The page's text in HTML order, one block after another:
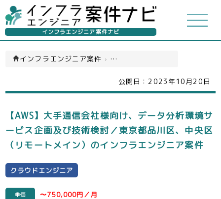
インフラエンジニア案件ナビ
インフラエンジニア案件 › クラウドエンジニア(一覧)
公開日： 2023年10月20日
【AWS】大手通信会社様向け、データ分析環境サ
ービス企画及び技術検討／東京都品川区、中央区
（リモートメイン）のインフラエンジニア案件
クラウドエンジニア
単価 〜750,000円／月